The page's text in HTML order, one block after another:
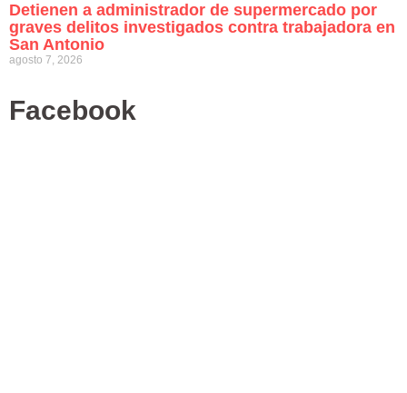
Detienen a administrador de supermercado por
graves delitos investigados contra trabajadora en
San Antonio
agosto 7, 2026
Facebook